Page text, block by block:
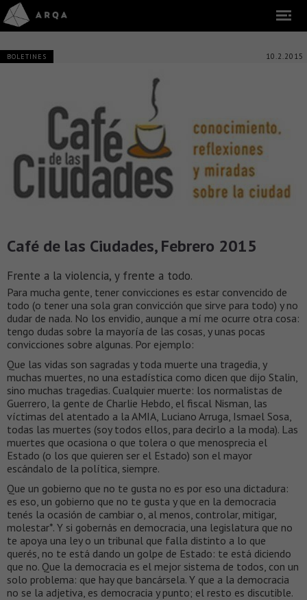
BOLETINES 10.2.2015
Café de las Ciudades, Febrero 2015
Frente a la violencia, y frente a todo.
Para mucha gente, tener convicciones es estar convencido de
todo (o tener una sola gran convicción que sirve para todo) y no
dudar de nada. No los envidio, aunque a mí me ocurre otra cosa:
tengo dudas sobre la mayoría de las cosas, y unas pocas
convicciones sobre algunas. Por ejemplo:
Que las vidas son sagradas y toda muerte una tragedia, y
muchas muertes, no una estadística como dicen que dijo Stalin,
sino muchas tragedias. Cualquier muerte: los normalistas de
Guerrero, la gente de Charlie Hebdo, el fiscal Nisman, las
víctimas del atentado a la AMIA, Luciano Arruga, Ismael Sosa,
todas las muertes (soy todos ellos, para decirlo a la moda). Las
muertes que ocasiona o que tolera o que menosprecia el
Estado (o los que quieren ser el Estado) son el mayor
escándalo de la política, siempre.
Que un gobierno que no te gusta no es por eso una dictadura:
es eso, un gobierno que no te gusta y que en la democracia
tenés la ocasión de cambiar o, al menos, controlar, mitigar,
molestar*. Y si gobernás en democracia, una legislatura que no
te apoya una ley o un tribunal que falla distinto a lo que
querés, no te está dando un golpe de Estado: te está diciendo
que no. Que la democracia es el mejor sistema de todos, con un
solo problema: que hay que bancársela. Y que a la democracia
no se la adjetiva, es democracia y punto; el resto es discutible.